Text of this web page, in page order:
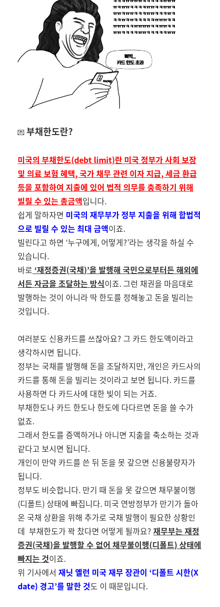
💌 부채한도란?
미국의 부채한도(debt limit)란 미국 정부가 사회 보장
및 의료 보험 혜택,국가 채무 관련 이자 지급,세금 환급
등을 포함하여 지출에 있어 법적 의무를 충족하기 위해
빌릴 수 있는 총금액입니다.
쉽게 말하자면 미국의 재무부가 정부 지출을 위해 합법적
으로 빌릴 수 있는 최대 금액이죠.
빌린다고 하면 ‘누구에게, 어떻게?’라는 생각을 하실 수
있습니다.
바로 ‘재정증권(국채)’을 발행해 국민으로부터든 해외에
서든 자금을 조달하는 방식이죠.그런 채권을 마음대로
발행하는 것이 아니라 딱 한도를 정해놓고 돈을 빌리는
것입니다.
여러분도 신용카드를 쓰잖아요? 그 카드 한도액이라고
생각하시면 됩니다.
정부는 국채를 발행해 돈을 조달하지만, 개인은 카드사의
카드를 통해 돈을 빌리는 것이라고 보면 됩니다. 카드를
사용하면 다 카드사에 대한 빚이 되는 거죠.
부채한도나 카드 한도나 한도에 다다르면 돈을 쓸 수가
없죠.
그래서 한도를 증액하거나 아니면 지출을 축소하는 것과
같다고 보시면 됩니다.
개인이 만약 카드를 쓴 뒤 돈을 못 갚으면 신용불량자가
됩니다.
정부도 비슷합니다. 만기 때 돈을 못 갚으면 채무불이행
(디폴트) 상태에 빠집니다. 미국 연방정부가 만기가 돌아
온 국채 상환을 위해 추가로 국채 발행이 필요한 상황인
데 부채한도가 꽉 찼다면 어떻게 될까요? 재무부는 재정
증권(국채)을 발행할 수 없어 채무불이행(디폴트) 상태에
빠지는 것이죠.
위 기사에서 재닛 옐런 미국 재무 장관이 ‘디폴트 시한(X
date) 경고’를 말한 것도 이 때문입니다.